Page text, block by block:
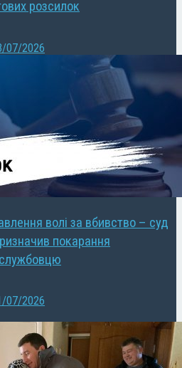
розсилок
07/2026
волі за вбивство – суд
покарання
07/2026